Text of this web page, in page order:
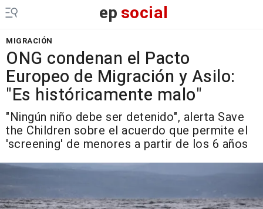
epsocial
MIGRACIÓN
ONG condenan el Pacto
Europeo de Migración y Asilo:
"Es históricamente malo"
"Ningún niño debe ser detenido", alerta Save
the Children sobre el acuerdo que permite el
'screening' de menores a partir de los 6 años